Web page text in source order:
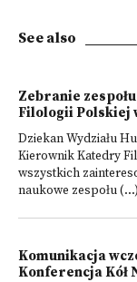
See also
Zebranie
Filologii Polskiej
Dziekan Wydziału
Kierownik Katedry
wszystkich
naukowe zespołu (...)
Komunikacja
Konferencja Kół